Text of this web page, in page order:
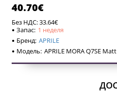
40.70€
Без НДС: 33.64€
Запас: 1 неделя
Бренд: APRILE
Модель: APRILE MORA Q7SE